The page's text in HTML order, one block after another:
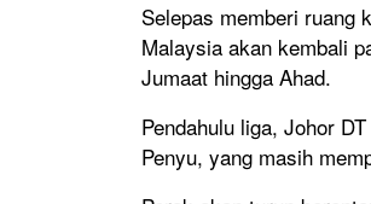
Selepas memberi ruang
Malaysia akan kembali
Jumaat hingga Ahad.
Pendahulu liga, Johor
Penyu, yang masih